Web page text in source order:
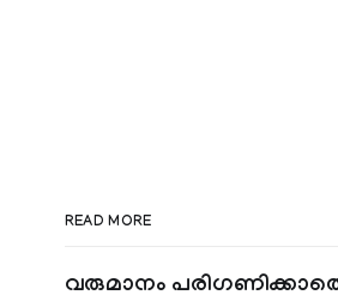
READ MORE
വരുമാനം